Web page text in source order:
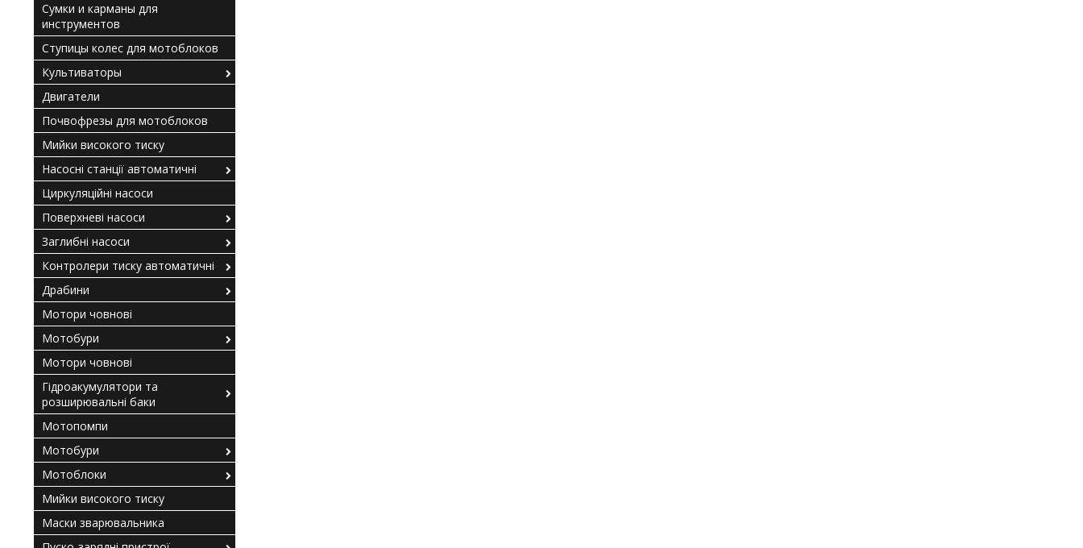
Сумки и карманы для
инструментов
Ступицы колес для мотоблоков
Культиваторы
Двигатели
Почвофрезы для мотоблоков
Мийки високого тиску
Насосні станції автоматичні
Циркуляційні насоси
Поверхневі насоси
Заглибні насоси
Контролери тиску автоматичні
Драбини
Мотори човнові
Мотобури
Мотори човнові
Гідроакумулятори та
розширювальні баки
Мотопомпи
Мотобури
Мотоблоки
Мийки високого тиску
Маски зварювальника